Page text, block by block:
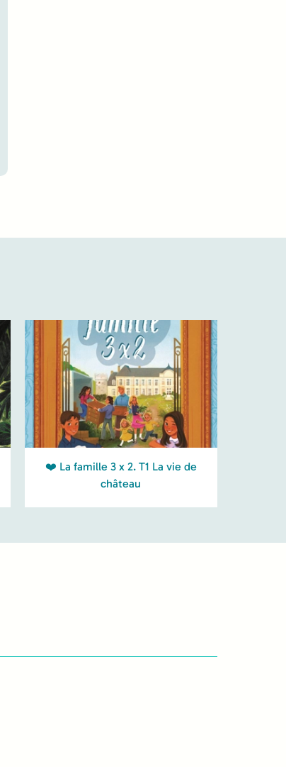
❤️ La famille 3 x 2. T1 La vie de
château